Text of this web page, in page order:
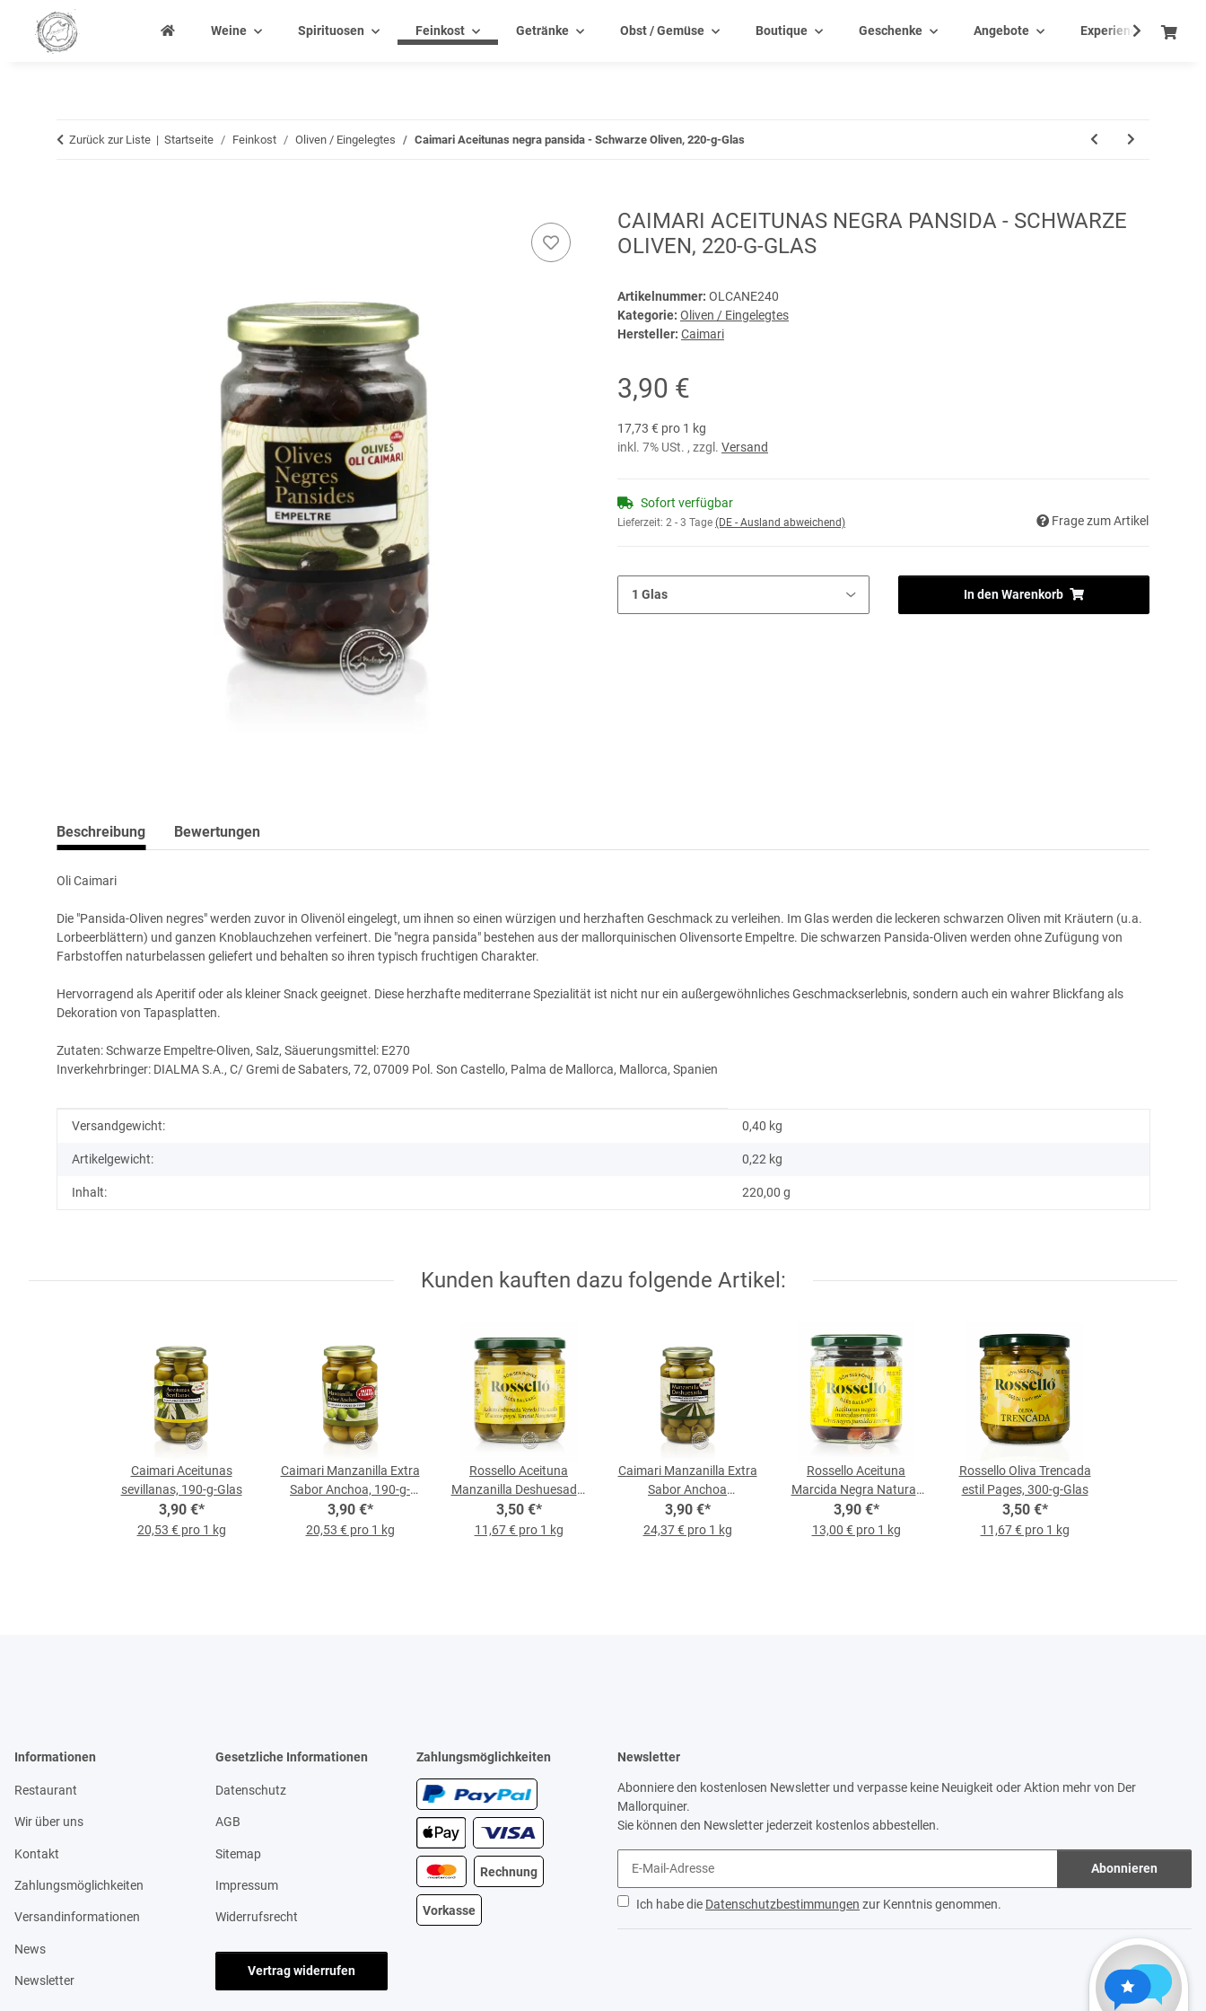
Weine Spirituosen Feinkost Getränke Obst / Gemüse Boutique Geschenke Angebote Experience - Events
Zurück zur Liste Startseite Feinkost Oliven / Eingelegtes Caimari Aceitunas negra pansida - Schwarze Oliven, 220-g-Glas
CAIMARI ACEITUNAS NEGRA PANSIDA - SCHWARZE
OLIVEN, 220-G-GLAS
Artikelnummer: OLCANE240
Kategorie: Oliven / Eingelegtes
Hersteller: Caimari
3,90 €
17,73 € pro 1 kg
inkl. 7% USt. , zzgl. Versand
Sofort verfügbar
Lieferzeit: 2 - 3 Tage (DE - Ausland abweichend) Frage zum Artikel
In den Warenkorb
Beschreibung Bewertungen
Oli Caimari
Die "Pansida-Oliven negres" werden zuvor in Olivenöl eingelegt, um ihnen so einen würzigen und herzhaften Geschmack zu verleihen. Im Glas werden die leckeren schwarzen Oliven mit Kräutern (u.a.
Lorbeerblättern) und ganzen Knoblauchzehen verfeinert. Die "negra pansida" bestehen aus der mallorquinischen Olivensorte Empeltre. Die schwarzen Pansida-Oliven werden ohne Zufügung von
Farbstoffen naturbelassen geliefert und behalten so ihren typisch fruchtigen Charakter.
Hervorragend als Aperitif oder als kleiner Snack geeignet. Diese herzhafte mediterrane Spezialität ist nicht nur ein außergewöhnliches Geschmackserlebnis, sondern auch ein wahrer Blickfang als
Dekoration von Tapasplatten.
Zutaten: Schwarze Empeltre-Oliven, Salz, Säuerungsmittel: E270
Inverkehrbringer: DIALMA S.A., C/ Gremi de Sabaters, 72, 07009 Pol. Son Castello, Palma de Mallorca, Mallorca, Spanien
Produkteigenschaft
Wert
Versandgewicht: 0,40 kg
Artikelgewicht: 0,22 kg
Inhalt: 220,00 g
Kunden kauften dazu folgende Artikel:
Caimari Aceitunas
sevillanas, 190-g-Glas
3,90 €*
20,53 € pro 1 kg
Caimari Manzanilla Extra
Sabor Anchoa, 190-g-
Glas
3,90 €*
20,53 € pro 1 kg
Rossello Aceituna
Manzanilla Deshuesada,
300-g-Glas
3,50 €*
11,67 € pro 1 kg
Caimari Manzanilla Extra
Sabor Anchoa
Deshuesada, 160-g-Glas
3,90 €*
24,37 € pro 1 kg
Rossello Aceituna
Marcida Negra Natural,
300-g-Glas
3,90 €*
13,00 € pro 1 kg
Rossello Oliva Trencada
estil Pages, 300-g-Glas
3,50 €*
11,67 € pro 1 kg
Informationen
Restaurant
Wir über uns
Kontakt
Zahlungsmöglichkeiten
Versandinformationen
News
Newsletter
Gesetzliche Informationen
Datenschutz
AGB
Sitemap
Impressum
Widerrufsrecht
Vertrag widerrufen
Zahlungsmöglichkeiten
Rechnung
Vorkasse
Newsletter
Abonniere den kostenlosen Newsletter und verpasse keine Neuigkeit oder Aktion mehr von Der
Mallorquiner.
Sie können den Newsletter jederzeit kostenlos abbestellen.
Abonnieren
Ich habe die Datenschutzbestimmungen zur Kenntnis genommen.